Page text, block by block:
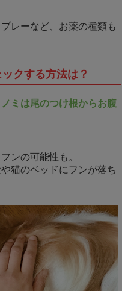
レーなど、お薬の種類も
クする方法は？
ミは尾のつけ根からお腹
ンの可能性も。
猫のベッドにフンが落ち